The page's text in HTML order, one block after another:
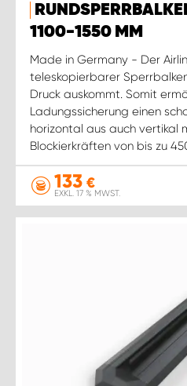
1100-1550 MM
Made in Germany - Der
teleskopierbarer
Druck auskommt. Somit
Ladungssicherung einen
horizontal aus auch vertikal
Blockierkräften von bis zu
133 €
EXKL. 17 % MWST.